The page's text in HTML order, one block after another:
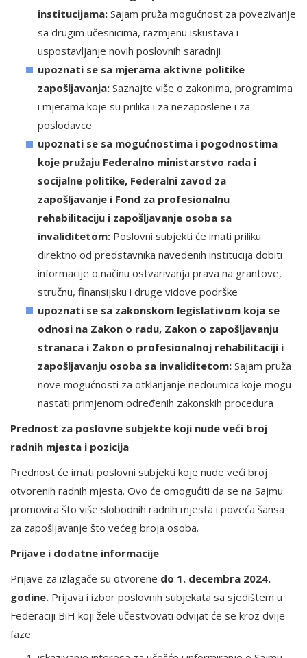
institucijama: Sajam pruža mogućnost za povezivanje
sa drugim učesnicima, razmjenu iskustava i
uspostavljanje novih poslovnih saradnji
upoznati se sa mjerama aktivne politike
zapošljavanja: Saznajte više o zakonima, programima
i mjerama koje su prilika i za nezaposlene i za
poslodavce
upoznati se sa mogućnostima i pogodnostima
koje pružaju Federalno ministarstvo rada i
socijalne politike, Federalni zavod za
zapošljavanje i Fond za profesionalnu
rehabilitaciju i zapošljavanje osoba sa
invaliditetom: Poslovni subjekti će imati priliku
direktno od predstavnika navedenih institucija dobiti
informacije o načinu ostvarivanja prava na grantove,
stručnu, finansijsku i druge vidove podrške
upoznati se sa zakonskom legislativom koja se
odnosi na Zakon o radu, Zakon o zapošljavanju
stranaca i Zakon o profesionalnoj rehabilitaciji i
zapošljavanju osoba sa invaliditetom: Sajam pruža
nove mogućnosti za otklanjanje nedoumica koje mogu
nastati primjenom određenih zakonskih procedura
Prednost za poslovne subjekte koji nude veći broj
radnih mjesta i pozicija
Prednost će imati poslovni subjekti koje nude veći broj
otvorenih radnih mjesta. Ovo će omogućiti da se na Sajmu
promovira što više slobodnih radnih mjesta i poveća šansa
za zapošljavanje što većeg broja osoba.
Prijave i dodatne informacije
Prijave za izlagače su otvorene do 1. decembra 2024.
godine. Prijava i izbor poslovnih subjekata sa sjedištem u
Federaciji BiH koji žele učestvovati odvijat će se kroz dvije
faze: